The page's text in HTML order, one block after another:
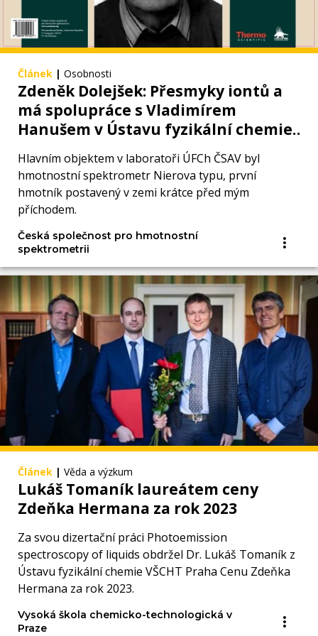
Článek | Osobnosti
Zdeněk Dolejšek: Přesmyky iontů a
má spolupráce s Vladimírem
Hanušem v Ústavu fyzikální chemie
Hlavním objektem v laboratoři ÚFCh ČSAV byl
hmotnostní spektrometr Nierova typu, první
hmotník postavený v zemi krátce před mým
příchodem.
Česká společnost pro hmotnostní
spektrometrii
Článek | Věda a výzkum
Lukáš Tomaník laureátem ceny
Zdeňka Hermana za rok 2023
Za svou dizertační práci Photoemission
spectroscopy of liquids obdržel Dr. Lukáš Tomaník z
Ústavu fyzikální chemie VŠCHT Praha Cenu Zdeňka
Hermana za rok 2023.
Vysoká škola chemicko-technologická v
Praze